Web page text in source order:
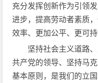
充分发挥创新作为引领
进步，提高劳动者素质
效率、更加公平、更可
坚持社会主义道路
共产党的领导、坚持马
基本原则，是我们的立